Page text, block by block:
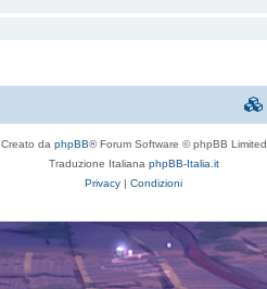
Creato da phpBB® Forum Software © phpBB Limited
Traduzione Italiana phpBB-Italia.it
Privacy | Condizioni